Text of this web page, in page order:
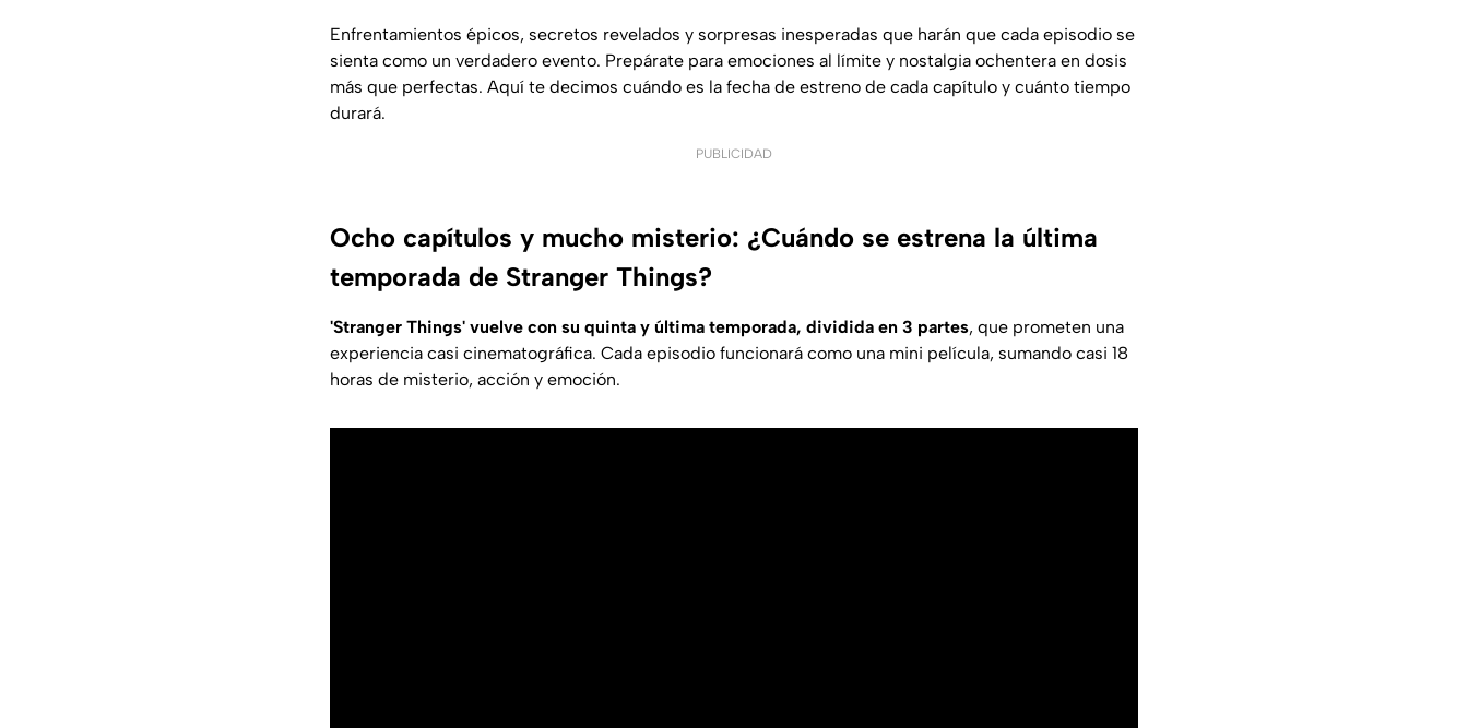
Enfrentamientos épicos, secretos revelados y sorpresas inesperadas que harán que cada episodio se
sienta como un verdadero evento. Prepárate para emociones al límite y nostalgia ochentera en dosis
más que perfectas. Aquí te decimos cuándo es la fecha de estreno de cada capítulo y cuánto tiempo
durará.
PUBLICIDAD
Ocho capítulos y mucho misterio: ¿Cuándo se estrena la última
temporada de Stranger Things?
'Stranger Things' vuelve con su quinta y última temporada, dividida en 3 partes, que prometen una
experiencia casi cinematográfica. Cada episodio funcionará como una mini película, sumando casi 18
horas de misterio, acción y emoción.